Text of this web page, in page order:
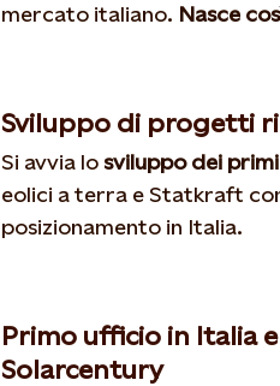
mercato italiano. Nasce
Sviluppo di progetti
Si avvia lo sviluppo dei
eolici a terra e Statkraft
posizionamento in Italia.
Primo ufficio in Italia
Solarcentury